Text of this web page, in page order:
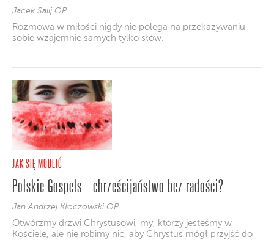
Jacek Salij OP
Rozmowa w miłości nigdy nie polega na przekazywaniu
sobie wzajemnie samych tylko słów.
JAK SIĘ MODLIĆ
Polskie Gospels – chrześcijaństwo bez radości?
Jan Andrzej Kłoczowski OP
Otwórzmy drzwi Chrystusowi, my, którzy jesteśmy w
Kościele, ale nie robimy nic, aby Chrystus mógł przyjść do